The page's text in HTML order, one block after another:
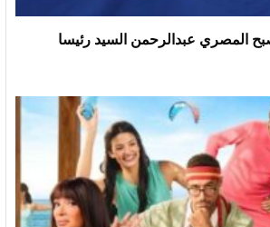
المصري عبدالرحمن السيد رئيسا